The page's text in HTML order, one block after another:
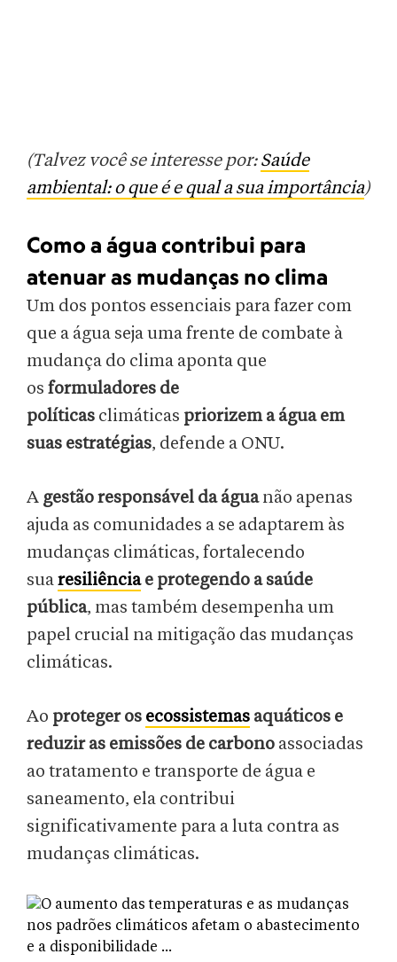
(Talvez você se interesse por:Saúde
ambiental: o que é e qual a sua importância)
Como a água contribui para
atenuar as mudanças no clima
Um dos pontos essenciais para fazer com
que a água seja uma frente de combate à
mudança do clima aponta que
os formuladores de
políticas climáticas priorizem a água em
suas estratégias, defende a ONU.
A gestão responsável da águanão apenas
ajuda as comunidades a se adaptarem às
mudanças climáticas, fortalecendo
suaresiliênciae protegendo a saúde
pública, mas também desempenha um
papel crucial na mitigação das mudanças
climáticas.
Ao proteger os ecossistemas aquáticos e
reduzir as emissões de carbono associadas
ao tratamento e transporte de água e
saneamento, ela contribui
significativamente para a luta contra as
mudanças climáticas.